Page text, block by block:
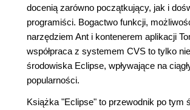
docenią zarówno początkujący, jak i
programiści. Bogactwo funkcji,
narzędziem Ant i kontenerem aplikacji
współpraca z systemem CVS to tylko
środowiska Eclipse, wpływające na
popularności.
Książka "Eclipse" to przewodnik po tym